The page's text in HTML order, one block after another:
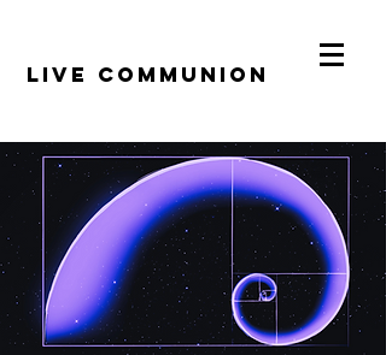
​LiVE COMMUNION